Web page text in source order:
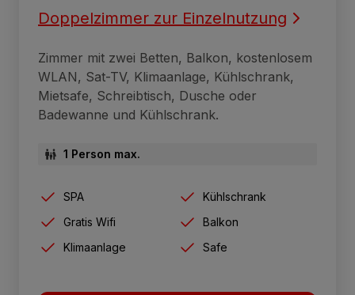
Doppelzimmer zur Einzelnutzung
Zimmer mit zwei Betten, Balkon, kostenlosem
WLAN, Sat-TV, Klimaanlage, Kühlschrank,
Mietsafe, Schreibtisch, Dusche oder
Badewanne und Kühlschrank.
1 Person max.
SPA
Kühlschrank
Gratis Wifi
Balkon
Klimaanlage
Safe